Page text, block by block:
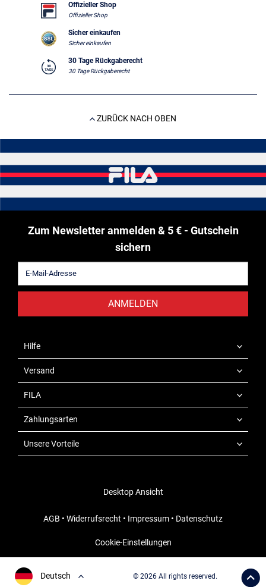
Offizieller Shop
Offizieller Shop
Sicher einkaufen
Sicher einkaufen
30 Tage Rückgaberecht
30 Tage Rückgaberecht
ZURÜCK NACH OBEN
Zum Newsletter anmelden & 5 € - Gutschein
sichern
ANMELDEN
Hilfe
Versand
FILA
Zahlungsarten
Unsere Vorteile
Desktop Ansicht
AGB • Widerrufsrecht • Impressum • Datenschutz
Cookie-Einstellungen
Deutsch © 2026 All rights reserved.